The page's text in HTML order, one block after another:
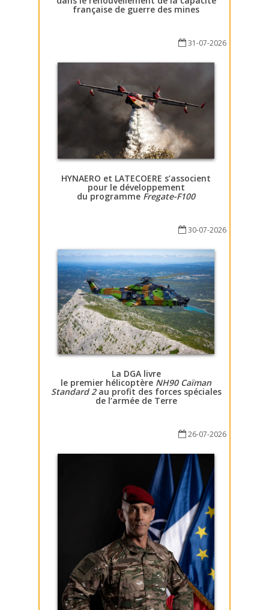
française de guerre des mines
31-07-2026
HYNAERO et LATECOERE s’associent
pour le développement
du programme Fregate-F100
30-07-2026
La DGA livre
le premier hélicoptère NH90 Caïman
Standard 2au profit des forces spéciales
de l’armée de Terre
26-07-2026